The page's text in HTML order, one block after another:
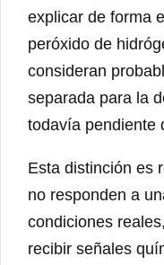
explicar de forma
peróxido de
consideran
separada para la
todavía pendiente
Esta distinción es
no responden a
condiciones
recibir señales